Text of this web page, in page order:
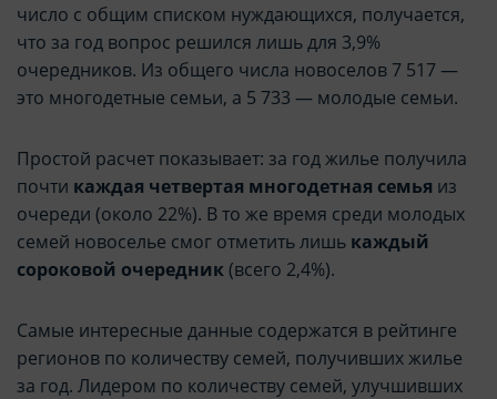
число с общим списком нуждающихся, получается,
что за год вопрос решился лишь для 3,9%
очередников. Из общего числа новоселов 7 517 —
это многодетные семьи, а 5 733 — молодые семьи.
Простой расчет показывает: за год жилье получила
почти каждая четвертая многодетная семья из
очереди (около 22%). В то же время среди молодых
семей новоселье смог отметить лишь каждый
сороковой очередник(всего 2,4%).
Самые интересные данные содержатся в рейтинге
регионов по количеству семей, получивших жилье
за год. Лидером по количеству семей, улучшивших